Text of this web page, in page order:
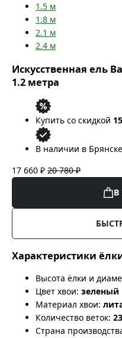
1.5 м
1.8 м
2.1 м
2.4 м
Искусственная ель
1.2 метра
Купить со скидкой
В наличии в Брянске
17 660 ₽ 20 780 ₽
В
Характеристики
Высота ёлки и
Цвет хвои: зеленый
Материал хвои:
Количество веток:
Страна